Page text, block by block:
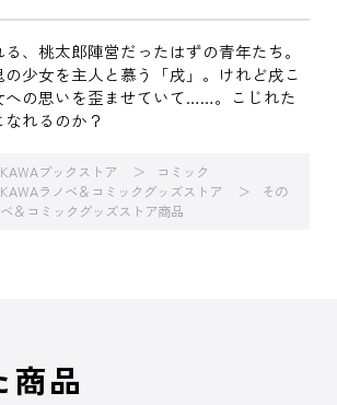
、桃太郎陣営だったはずの青年たち。
少女を主人と慕う「戌」。けれど戌こ
への思いを歪ませていて……。こじれた
れるのか？
ブックストア
コミック
ラノベ＆コミックグッズストア
その
＆コミックグッズストア商品
商品